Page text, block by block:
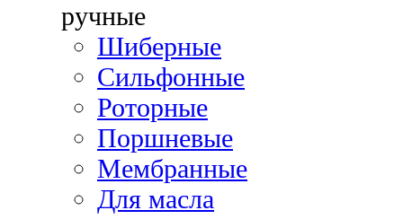
ручные
Шиберные
Сильфонные
Роторные
Поршневые
Мембранные
Для масла